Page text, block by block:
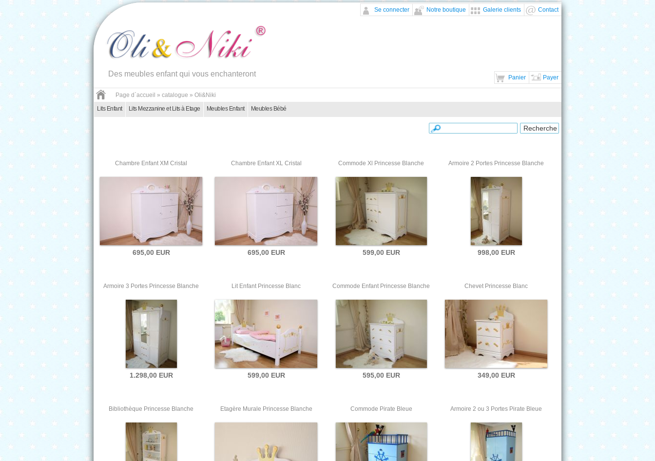
Contact
Galerie clients
Notre boutique
Se connecter
Des meubles enfant qui vous enchanteront Payer
Panier
Page d`accueil » catalogue » Oli&Niki
Lits Enfant
Lits Mezzanine et Lits à Etage Meubles Enfant Meubles Bébé
Chambre Enfant XM Cristal
695,00 EUR
Chambre Enfant XL Cristal
695,00 EUR
Commode Xl Princesse Blanche
599,00 EUR
Armoire 2 Portes Princesse Blanche
998,00 EUR
Armoire 3 Portes Princesse Blanche
1.298,00 EUR
Lit Enfant Princesse Blanc
599,00 EUR
Commode Enfant Princesse Blanche
595,00 EUR
Chevet Princesse Blanc
349,00 EUR
Bibliothèque Princesse Blanche Etagère Murale Princesse Blanche Commode Pirate Bleue Armoire 2 ou 3 Portes Pirate Bleue